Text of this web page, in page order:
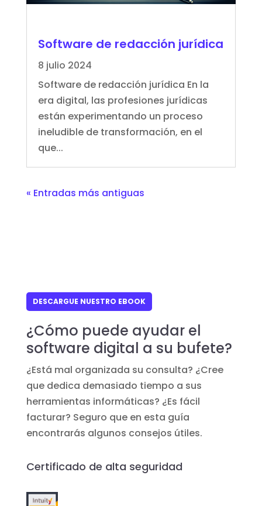
Software de redacción jurídica
8 julio 2024
Software de redacción jurídica En la
era digital, las profesiones jurídicas
están experimentando un proceso
ineludible de transformación, en el
que...
« Entradas más antiguas
DESCARGUE NUESTRO EBOOK
¿Cómo puede ayudar el
software digital a su bufete?
¿Está mal organizada su consulta? ¿Cree
que dedica demasiado tiempo a sus
herramientas informáticas? ¿Es fácil
facturar? Seguro que en esta guía
encontrarás algunos consejos útiles.
Certificado de alta seguridad